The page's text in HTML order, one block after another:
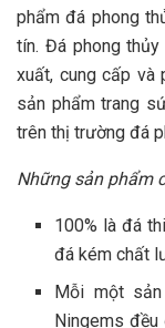
phẩm đá phong
tín. Đá phong
xuất, cung cấp và
sản phẩm trang
trên thị trường đá
Những sản phẩm
100% là đá
đá kém chất
Mỗi một
Ningems đều